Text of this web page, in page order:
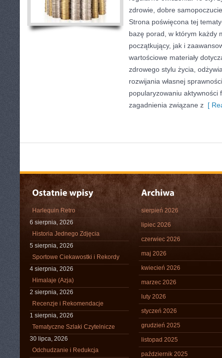
zdrowie, dobre
Strona poświęcona tej
bazę porad, w którym każdy
początkujący, jak i
wartościowe materiały
zdrowego stylu życia,
rozwijania własnej
popularyzowaniu aktywności
zagadnienia związane z [
Harlequin Retro
6 sierpnia, 2026
Historia Jednego Zdjęcia
5 sierpnia, 2026
Sportowe Ciekawostki i Rekordy
4 sierpnia, 2026
Himalaje (Azja)
2 sierpnia, 2026
Recenzje i Rekomendacje
1 sierpnia, 2026
Tematyczne Szlaki Czytelnicze
30 lipca, 2026
Odchudzanie i Redukcja
sierpień 2026
lipiec 2026
czerwiec 2026
maj 2026
kwiecień 2026
marzec 2026
luty 2026
styczeń 2026
grudzień 2025
listopad 2025
październik 2025